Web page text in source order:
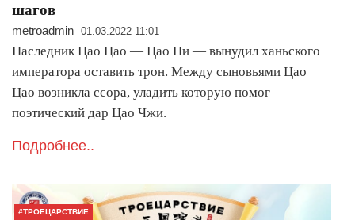
шагов
metroadmin 01.03.2022 11:01
Наследник Цао Цао — Цао Пи — вынудил ханьского
императора оставить трон. Между сыновьями Цао
Цао возникла ссора, уладить которую помог
поэтический дар Цао Чжи.
Подробнее..
#ТРОЕЦАРСТВИЕ